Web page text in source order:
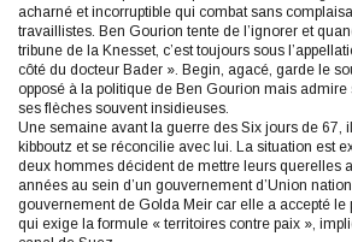
acharné et incorruptible qui combat sans
travaillistes. Ben Gourion tente de l’ignorer et
tribune de la Knesset, c’est toujours sous
côté du docteur Bader ». Begin, agacé, garde le
opposé à la politique de Ben Gourion mais
ses flèches souvent insidieuses.
Une semaine avant la guerre des Six jours de 67,
kibboutz et se réconcilie avec lui. La situation est
deux hommes décident de mettre leurs querelles
années au sein d’un gouvernement d’Union
gouvernement de Golda Meir car elle a accepté le
qui exige la formule « territoires contre paix »,